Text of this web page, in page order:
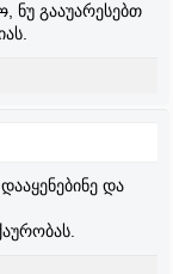
, ნუ გააუარესებთ
და